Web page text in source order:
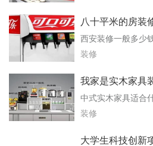
可以通过每天听英
水平。扩大词汇量
词汇，因此需要通
八十平米的房装
西安装修一般多
装修档次的大致价
居住需求为主。价
简单的施工工艺，
型装修：这种装修
装修
我家是实木家具
中式实木家具适
向喜欢中式风格装
起大家的关注。中
装修
大学生科技创新